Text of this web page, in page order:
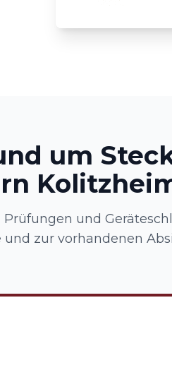
um
und
zur vorhandenen